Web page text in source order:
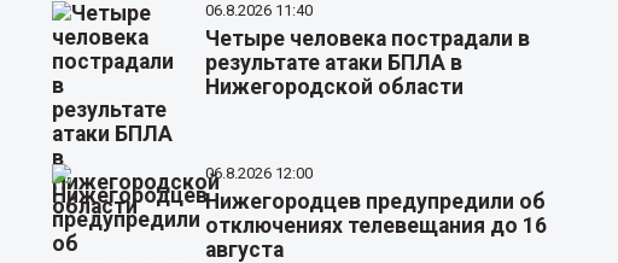
06.8.2026 11:40
Четыре человека пострадали в
результате атаки БПЛА в
Нижегородской области
06.8.2026 12:00
Нижегородцев предупредили об
отключениях телевещания до 16
августа